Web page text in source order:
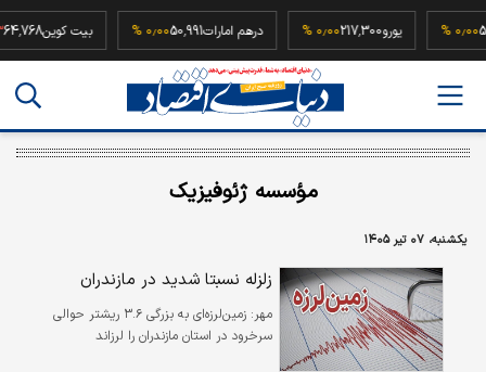
یورو217,300 درهم امارات50,991 بیت کوین
مؤسسه ژئوفیزیک
یکشنبه، ۰۷ تیر ۱۴۰۵
زلزله نسبتا شدید در مازندران
مهر:
زمین‌لرزه‌ای به بزرگی ۳.۶ ریشتر حوالی
سرخرود در استان مازندران را لرزاند